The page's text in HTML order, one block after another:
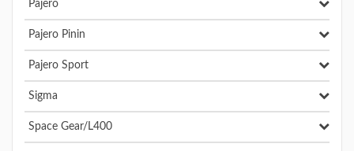
Pajero
Pajero Pinin
Pajero Sport
Sigma
Space Gear/L400